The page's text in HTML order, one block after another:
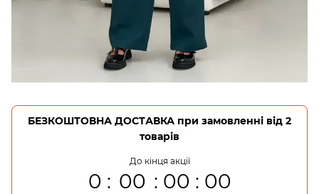
БЕЗКОШТОВНА ДОСТАВКА при замовленні від 2
товарів
До кінця акції
0 00 00 00